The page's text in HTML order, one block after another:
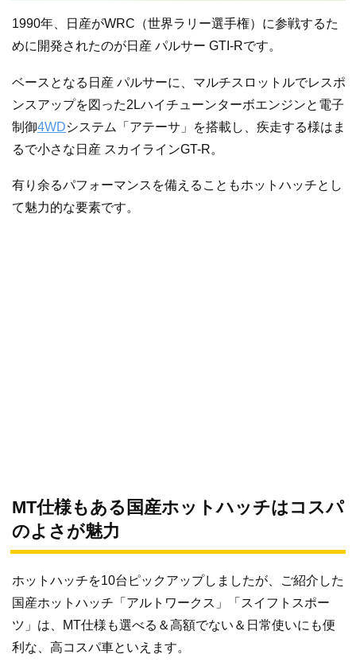
1990年、日産がWRC（世界ラリー選手権）に参戦するた
めに開発されたのが日産 パルサー GTI-Rです。
ベースとなる日産 パルサーに、マルチスロットルでレスポ
ンスアップを図った2Lハイチューンターボエンジンと電子
制御4WDシステム「アテーサ」を搭載し、疾走する様はま
るで小さな日産 スカイラインGT-R。
有り余るパフォーマンスを備えることもホットハッチとし
て魅力的な要素です。
MT仕様もある国産ホットハッチはコスパ
のよさが魅力
ホットハッチを10台ピックアップしましたが、ご紹介した
国産ホットハッチ「アルトワークス」「スイフトスポー
ツ」は、MT仕様も選べる＆高額でない＆日常使いにも便
利な、高コスパ車といえます。